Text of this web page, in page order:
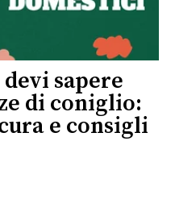
sapere
di coniglio:
e consigli